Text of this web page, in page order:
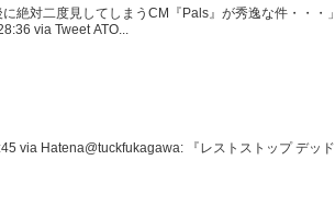
絶対二度見してしまうCM『Pals』が秀逸な件・・・」
via Tweet ATO...
via Hatena@tuckfukagawa: 『レストストップ デッド